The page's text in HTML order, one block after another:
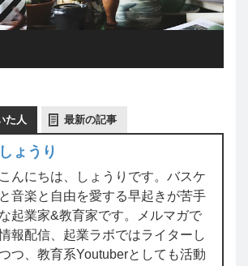
た人 最新の記事
しょうり
こんにちは、しょうりです。バスケ
と音楽と自由を愛する早起きが苦手
な起業家&教育家です。メルマガで
報配信、起業ラボではライターし
つ、教育系Youtuberとしても活動